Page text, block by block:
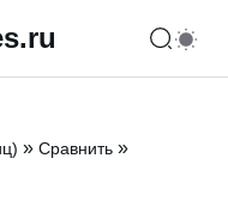
» Сравнить »